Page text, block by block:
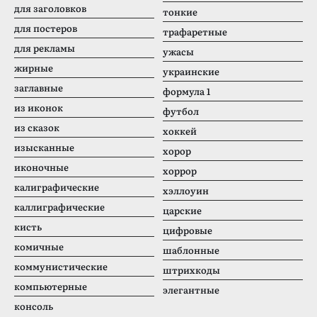
для заголовков
для постеров
для рекламы
жирные
заглавные
из иконок
из сказок
изысканные
иконочные
калиграфические
каллиграфические
кисть
комичные
коммунистические
компьютерные
консоль
тонкие
трафаретные
ужасы
украинские
формула 1
футбол
хоккей
хорор
хоррор
хэллоуин
царские
цифровые
шаблонные
штрихкоды
элегантные